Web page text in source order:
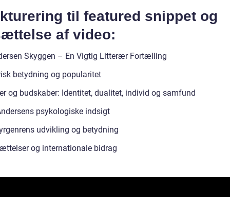
til featured snippet og
af video:
Skyggen – En Vigtig Litterær Fortælling
betydning og popularitet
og budskaber: Identitet, dualitet, individ og samfund
psykologiske indsigt
udvikling og betydning
og internationale bidrag